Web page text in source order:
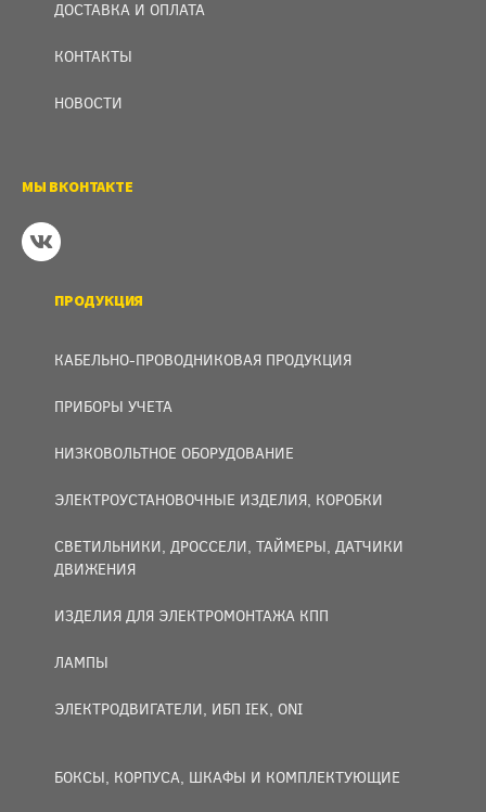
ДОСТАВКА И ОПЛАТА
КОНТАКТЫ
НОВОСТИ
МЫ ВКОНТАКТЕ
ПРОДУКЦИЯ
КАБЕЛЬНО-ПРОВОДНИКОВАЯ ПРОДУКЦИЯ
ПРИБОРЫ УЧЕТА
НИЗКОВОЛЬТНОЕ ОБОРУДОВАНИЕ
ЭЛЕКТРОУСТАНОВОЧНЫЕ ИЗДЕЛИЯ, КОРОБКИ
СВЕТИЛЬНИКИ, ДРОССЕЛИ, ТАЙМЕРЫ, ДАТЧИКИ
ДВИЖЕНИЯ
ИЗДЕЛИЯ ДЛЯ ЭЛЕКТРОМОНТАЖА КПП
ЛАМПЫ
ЭЛЕКТРОДВИГАТЕЛИ, ИБП IEK, ONI
БОКСЫ, КОРПУСА, ШКАФЫ И КОМПЛЕКТУЮЩИЕ